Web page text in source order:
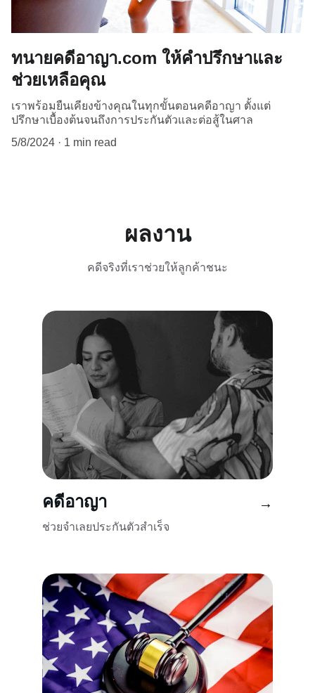
ทนายคดีอาญา.com ให้คำปรึกษาและ
ช่วยเหลือคุณ
เราพร้อมยืนเคียงข้างคุณในทุกขั้นตอนคดีอาญา ตั้งแต่
ปรึกษาเบื้องต้นจนถึงการประกันตัวและต่อสู้ในศาล
5/8/2024
1 min read
ผลงาน
คดีจริงที่เราช่วยให้ลูกค้าชนะ
คดีอาญา
ช่วยจำเลยประกันตัวสำเร็จ
→